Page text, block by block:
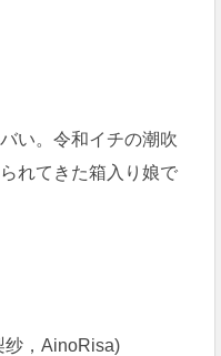
い。令和イチの潮吹
れてきた箱入り娘で
纱，AinoRisa)